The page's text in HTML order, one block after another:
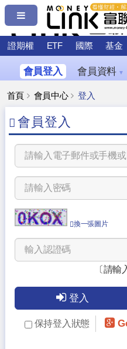
證期權 ETF 國際 基金
會員登入 會員資料 ▼
首頁 會員中心 登入
會員登入
換一張圖片
〔請輸
登入
保持登入狀態